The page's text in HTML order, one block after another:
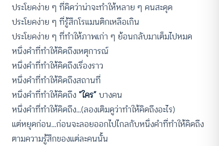
ประโยคง่าย ๆ ที่คิดว่าน่าจะทำให้หลาย ๆ คนสะดุด
ประโยคง่าย ๆ ที่รู้สึกโรแมนติกเหลือเกิน
ประโยคง่าย ๆ ที่ทำให้ภาพเก่า ๆ ย้อนกลับมาเต็มไปหมด
หนึ่งคำที่ทำให้คิดถึงเหตุการณ์
หนึ่งคำที่ทำให้คิดถึงเรื่องราว
หนึ่งคำที่ทำให้คิดถึงสถานที่
หนึ่งคำที่ทำให้คิดถึง“ใคร”บางคน
หนึ่งคำที่ทำให้คิดถึง…(ลองเติมดูว่าทำให้คิดถึงอะไร)
แต่หยุดก่อน…ก่อนจะลอยออกไปไกลกับหนึ่งคำที่ทำให้คิดถึง
ตามความรู้สึกของแต่ละคนนั้น